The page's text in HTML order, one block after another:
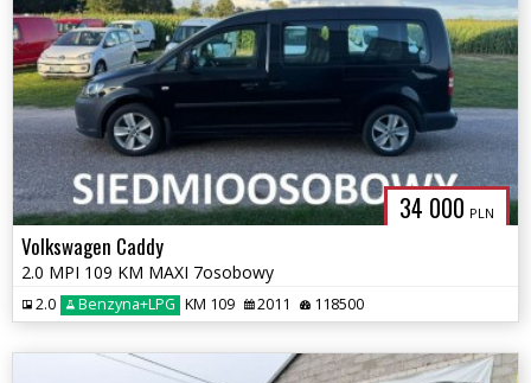
34 000 PLN
Volkswagen Caddy
2.0 MPI 109 KM MAXI 7osobowy
2.0 Benzyna+LPG KM 109 2011 118500